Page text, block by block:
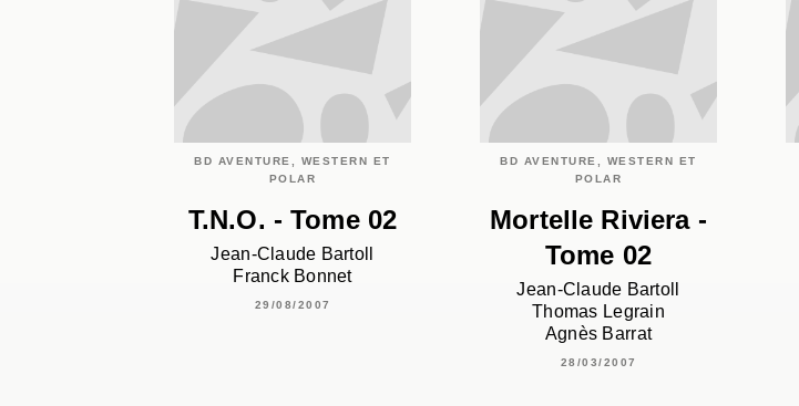
BD AVENTURE, WESTERN ET
POLAR
T.N.O. - Tome 02
Jean-Claude Bartoll
Franck Bonnet
29/08/2007
BD AVENTURE, WESTERN ET
POLAR
Mortelle Riviera -
Tome 02
Jean-Claude Bartoll
Thomas Legrain
Agnès Barrat
28/03/2007